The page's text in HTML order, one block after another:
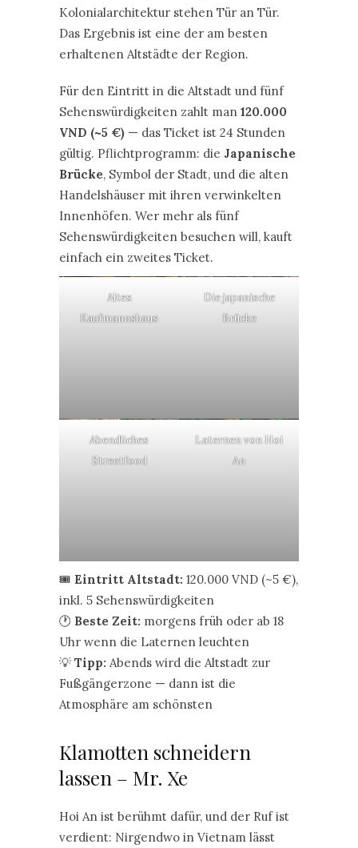
Kolonialarchitektur stehen Tür an Tür.
Das Ergebnis ist eine der am besten
erhaltenen Altstädte der Region.
Für den Eintritt in die Altstadt und fünf
Sehenswürdigkeiten zahlt man 120.000
VND (~5 €) — das Ticket ist 24 Stunden
gültig. Pflichtprogramm: die Japanische
Brücke, Symbol der Stadt, und die alten
Handelshäuser mit ihren verwinkelten
Innenhöfen. Wer mehr als fünf
Sehenswürdigkeiten besuchen will, kauft
einfach ein zweites Ticket.
Altes
Kaufmannshaus
Die japanische
Brücke
Abendliches
Streetfood
Laternen von Hoi
An
🎟️ Eintritt Altstadt: 120.000 VND (~5 €),
inkl. 5 Sehenswürdigkeiten
🕐 Beste Zeit: morgens früh oder ab 18
Uhr wenn die Laternen leuchten
💡 Tipp: Abends wird die Altstadt zur
Fußgängerzone — dann ist die
Atmosphäre am schönsten
Klamotten schneidern
lassen – Mr. Xe
Hoi An ist berühmt dafür, und der Ruf ist
verdient: Nirgendwo in Vietnam lässt